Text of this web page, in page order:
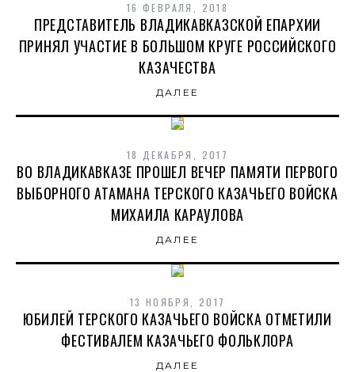
16 ФЕВРАЛЯ, 2018
ПРЕДСТАВИТЕЛЬ ВЛАДИКАВКАЗСКОЙ ЕПАРХИИ
ПРИНЯЛ УЧАСТИЕ В БОЛЬШОМ КРУГЕ РОССИЙСКОГО
КАЗАЧЕСТВА
ДАЛЕЕ
18 ДЕКАБРЯ, 2017
ВО ВЛАДИКАВКАЗЕ ПРОШЕЛ ВЕЧЕР ПАМЯТИ ПЕРВОГО
ВЫБОРНОГО АТАМАНА ТЕРСКОГО КАЗАЧЬЕГО ВОЙСКА
МИХАИЛА КАРАУЛОВА
ДАЛЕЕ
13 НОЯБРЯ, 2017
ЮБИЛЕЙ ТЕРСКОГО КАЗАЧЬЕГО ВОЙСКА ОТМЕТИЛИ
ФЕСТИВАЛЕМ КАЗАЧЬЕГО ФОЛЬКЛОРА
ДАЛЕЕ